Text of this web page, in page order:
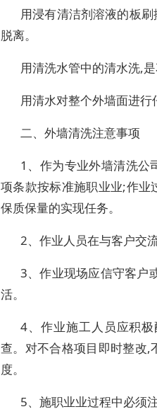
用浸有清洁剂溶液的板
脱离。
用清洗水管中的清水洗,
用清水对整个外墙面进行
二、外墙清洗注意事项
1、作为专业外墙清洗公
项条款按标准施职业业;作业
保质保量的实现任务。
2、作业人员在与客户交
3、作业现场应信守客户
活。
4、作业施工人员应积
查。对不合格项目即时整改
度。
5、施职业业过程中必须